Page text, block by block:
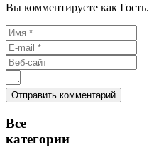
Вы комментируете как Гость.
Все
категории